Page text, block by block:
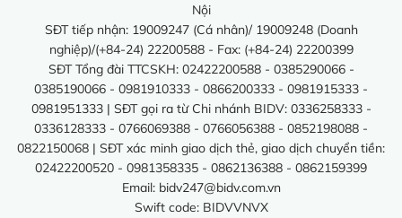
Nội
SĐT tiếp nhận: 19009247 (Cá nhân)/ 19009248 (Doanh
nghiệp)/(+84-24) 22200588 - Fax: (+84-24) 22200399
SĐT Tổng đài TTCSKH: 02422200588 - 0385290066 -
0385190066 - 0981910333 - 0866200333 - 0981915333 -
0981951333 | SĐT gọi ra từ Chi nhánh BIDV: 0336258333 -
0336128333 - 0766069388 - 0766056388 - 0852198088 -
0822150068 | SĐT xác minh giao dịch thẻ, giao dịch chuyển tiền:
02422200520 - 0981358335 - 0862136388 - 0862159399
Email: bidv247@bidv.com.vn
Swift code: BIDVVNVX